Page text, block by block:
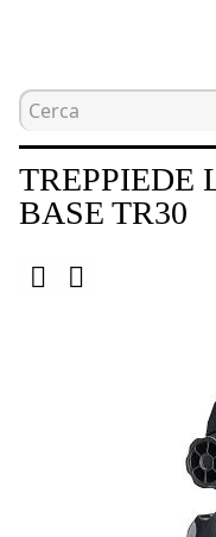
Home
TREPPIEDE
BASE TR30